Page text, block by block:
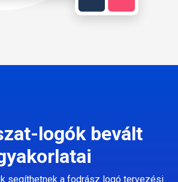
logók bevált
segíthetnek a fodrász logó tervezési